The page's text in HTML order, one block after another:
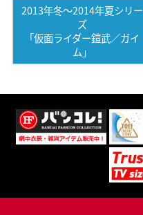
2013年冬〜2014年夏シリー
ズ
「仮面ライダー鎧武／ガイ
ム」